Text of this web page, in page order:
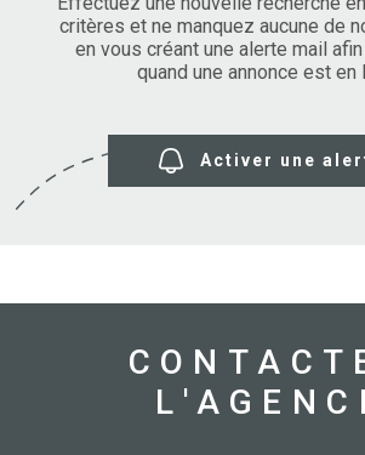
critères et ne manquez aucune de
en vous créant une alerte mail
quand une annonce est en
Activer une
Pièces
PIÈCES
PLUS